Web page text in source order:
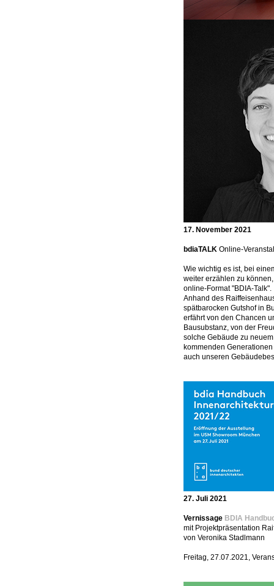
17. November 2021
bdiaTALK Online-
Wie wichtig es ist, bei
weiter erzählen zu
online-Format "BDIA-Talk".
Anhand des
spätbarocken Gutshof in
erfährt von den Chancen
Bausubstanz, von der
solche Gebäude zu
kommenden
auch unseren
27. Juli 2021
Vernissage BDIA
mit Projektpräsentation
von Veronika Stadlmann
Freitag, 27.07.2021,